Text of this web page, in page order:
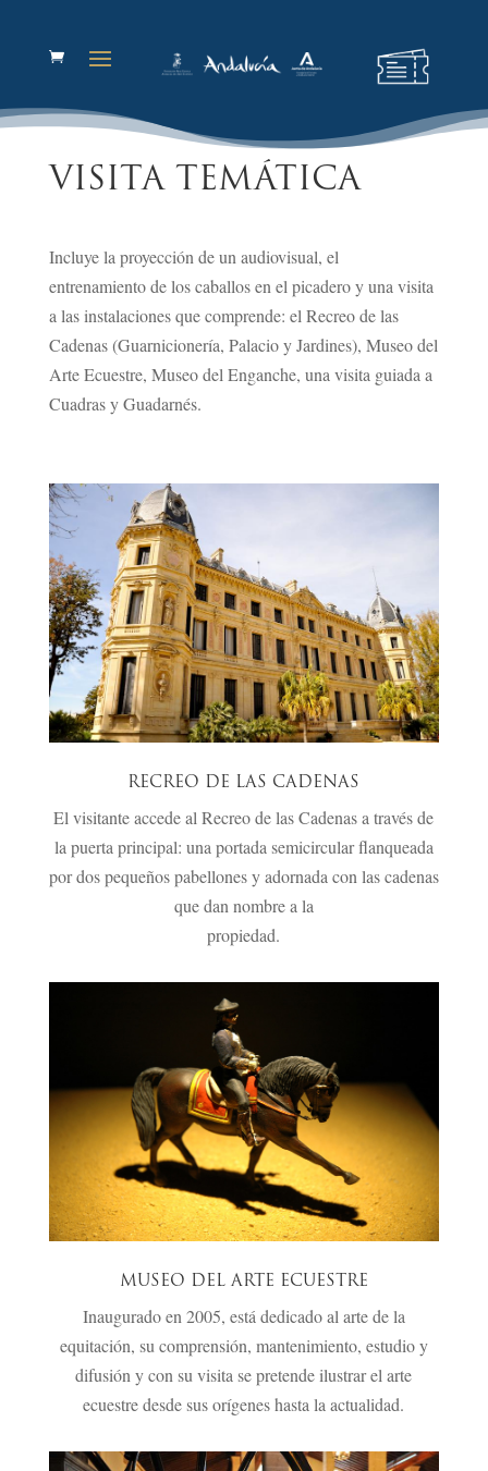
VISITA TEMÁTICA
Incluye la proyección de un audiovisual, el
entrenamiento de los caballos en el picadero y una visita
a las instalaciones que comprende: el Recreo de las
Cadenas (Guarnicionería, Palacio y Jardines), Museo del
Arte Ecuestre, Museo del Enganche, una visita guiada a
Cuadras y Guadarnés.
RECREO DE LAS CADENAS
El visitante accede al Recreo de las Cadenas a través de
la puerta principal: una portada semicircular flanqueada
por dos pequeños pabellones y adornada con las cadenas
que dan nombre a la
propiedad.
MUSEO DEL ARTE ECUESTRE
Inaugurado en 2005, está dedicado al arte de la
equitación, su comprensión, mantenimiento, estudio y
difusión y con su visita se pretende ilustrar el arte
ecuestre desde sus orígenes hasta la actualidad.